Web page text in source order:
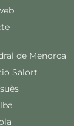
de Menorca
Salort